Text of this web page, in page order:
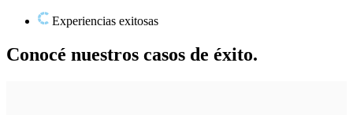
Experiencias exitosas
Conocé nuestros casos de éxito.